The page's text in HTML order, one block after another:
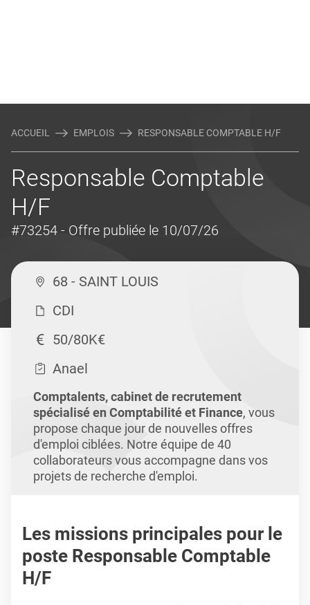
ACCUEIL EMPLOIS RESPONSABLE COMPTABLE H/F
Responsable Comptable
H/F
#73254 - Offre publiée le 10/07/26
68 - SAINT LOUIS
CDI
50/80K€
Anael
Comptalents, cabinet de recrutement
spécialisé en Comptabilité et Finance, vous
propose chaque jour de nouvelles offres
d'emploi ciblées. Notre équipe de 40
collaborateurs vous accompagne dans vos
projets de recherche d'emploi.
Les missions principales pour le
poste Responsable Comptable
H/F